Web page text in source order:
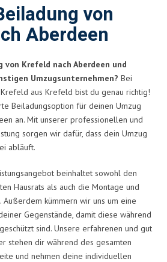
von
Aberdeen
von Krefeld nach Aberdeen und
Umzugsunternehmen? Bei
aus Krefeld bist du genau richtig!
Beiladungsoption für deinen Umzug
an. Mit unserer professionellen und
sorgen wir dafür, dass dein Umzug
abläuft.
beinhaltet sowohl den
Hausrats als auch die Montage und
kümmern wir uns um eine
Gegenstände, damit diese während
sind. Unsere erfahrenen und gut
stehen dir während des gesamten
und nehmen deine individuellen